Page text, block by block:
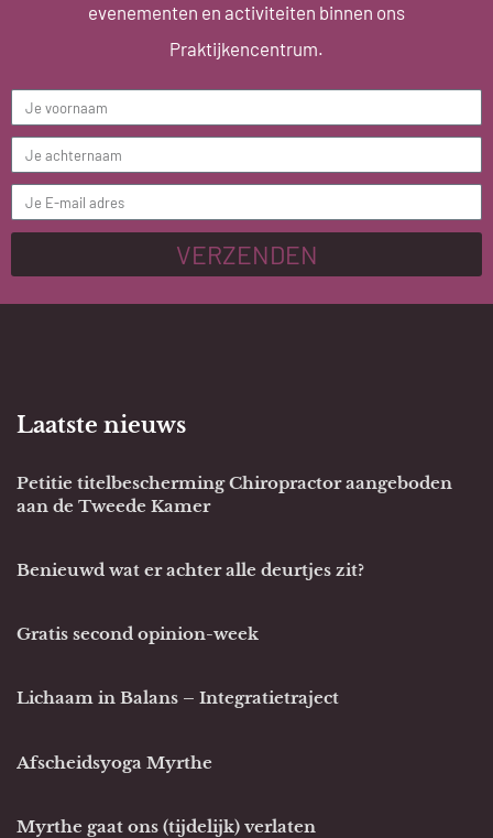
evenementen en activiteiten binnen ons
Praktijkencentrum.
VERZENDEN
Laatste nieuws
Petitie titelbescherming Chiropractor aangeboden
aan de Tweede Kamer
Benieuwd wat er achter alle deurtjes zit?
Gratis second opinion-week
Lichaam in Balans – Integratietraject
Afscheidsyoga Myrthe
Myrthe gaat ons (tijdelijk) verlaten